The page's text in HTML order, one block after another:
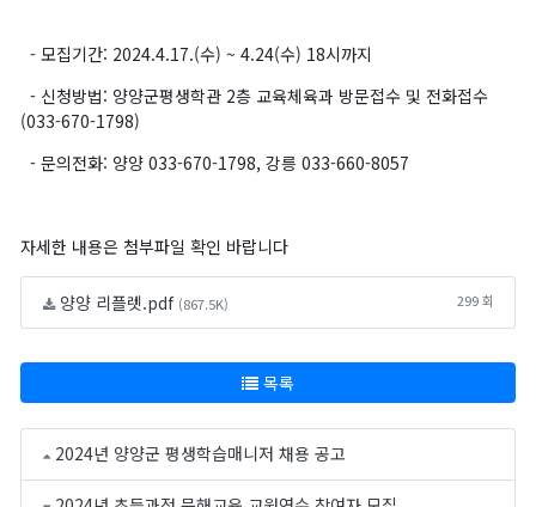
- 모집기간: 2024.4.17.(수) ~ 4.24(수) 18시까지
- 신청방법: 양양군평생학관 2층 교육체육과 방문접수 및 전화접수
(033-670-1798)
- 문의전화: 양양 033-670-1798, 강릉 033-660-8057
자세한 내용은 첨부파일 확인 바랍니다
양양 리플렛.pdf (867.5K) 299 회
목록
2024년 양양군 평생학습매니저 채용 공고